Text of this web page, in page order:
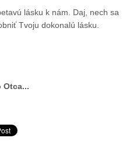
lásku k nám. Daj, nech sa
Tvoju dokonalú lásku.
Otca...